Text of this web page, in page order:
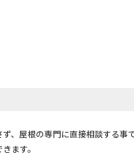
、屋根の専門に直接相談する事
ます。